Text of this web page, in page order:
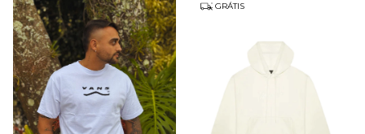
GRÁTIS